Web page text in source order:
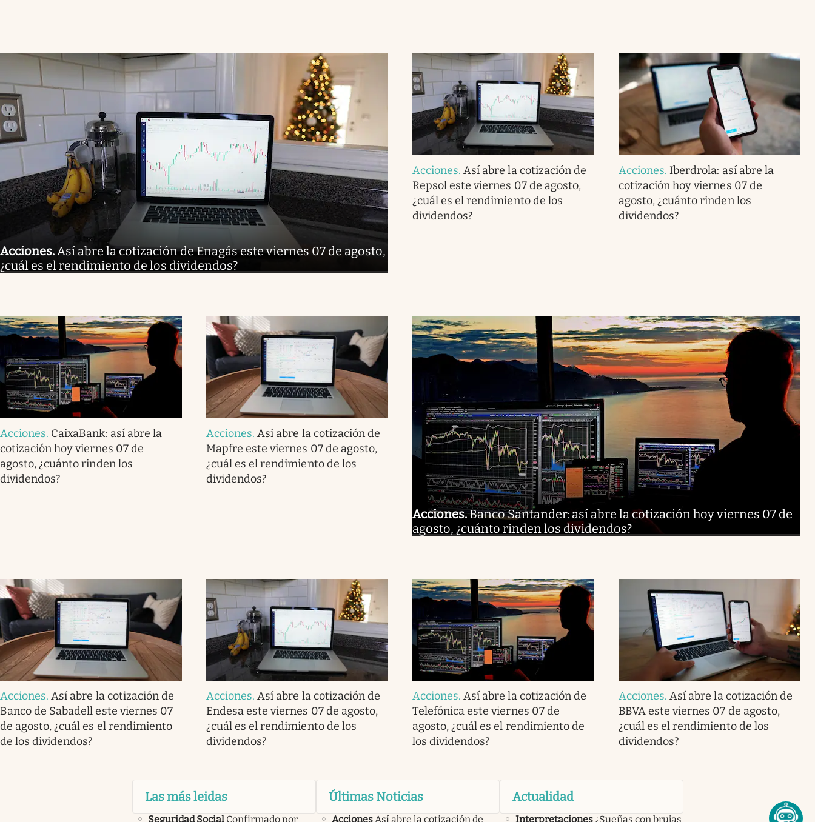
Acciones.Así abre la cotización de Enagás este viernes 07 de agosto,
¿cuál es el rendimiento de los dividendos?
Acciones.Así abre la cotización de
Repsol este viernes 07 de agosto,
¿cuál es el rendimiento de los
dividendos?
Acciones. Iberdrola: así abre la
cotización hoy viernes 07 de
agosto, ¿cuánto rinden los
dividendos?
Acciones. CaixaBank: así abre la
cotización hoy viernes 07 de
agosto, ¿cuánto rinden los
dividendos?
Acciones.Así abre la cotización de
Mapfre este viernes 07 de agosto,
¿cuál es el rendimiento de los
dividendos?
Acciones.Banco Santander: así abre la cotización hoy viernes 07 de
agosto, ¿cuánto rinden los dividendos?
Acciones.Así abre la cotización de
Banco de Sabadell este viernes 07
de agosto, ¿cuál es el rendimiento
de los dividendos?
Acciones.Así abre la cotización de
Endesa este viernes 07 de agosto,
¿cuál es el rendimiento de los
dividendos?
Acciones.Así abre la cotización de
Telefónica este viernes 07 de
agosto, ¿cuál es el rendimiento de
los dividendos?
Acciones.Así abre la cotización de
BBVA este viernes 07 de agosto,
¿cuál es el rendimiento de los
dividendos?
Las más leidas
Seguridad Social Confirmado por
Últimas Noticias
Acciones Así abre la cotización de
Actualidad
Interpretaciones ¿Sueñas con brujas